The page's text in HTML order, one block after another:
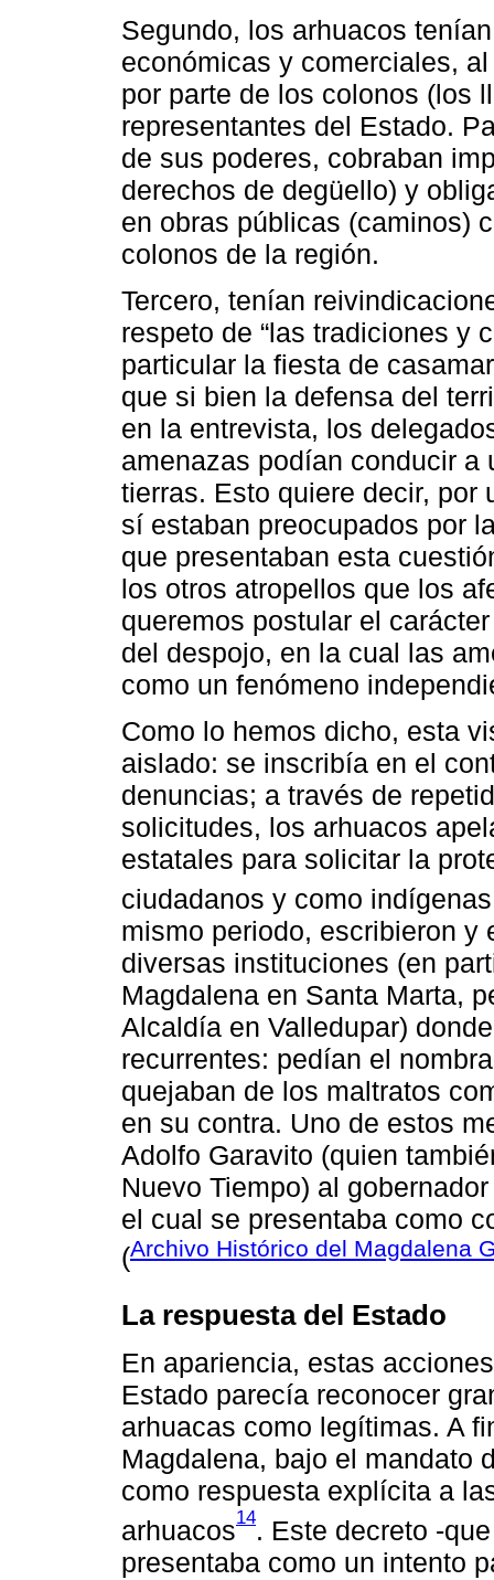
Segundo, los arhuacos
económicas y comerciales,
por parte de los colonos (los
representantes del Estado.
de sus poderes, cobraban
derechos de degüello) y
en obras públicas (caminos)
colonos de la región.
Tercero, tenían
respeto de “las tradiciones y
particular la fiesta de
que si bien la defensa del
en la entrevista, los
amenazas podían conducir
tierras. Esto quiere decir, por
sí estaban preocupados por
que presentaban esta
los otros atropellos que los
queremos postular el
del despojo, en la cual las
como un fenómeno
Como lo hemos dicho, esta
aislado: se inscribía en el
denuncias; a través de
solicitudes, los arhuacos
estatales para solicitar la
ciudadanos y como
mismo periodo, escribieron y
diversas instituciones (en
Magdalena en Santa Marta,
Alcaldía en Valledupar)
recurrentes: pedían el
quejaban de los maltratos
en su contra. Uno de estos
Adolfo Garavito (quien
Nuevo Tiempo) al
el cual se presentaba como
(Archivo Histórico del Magdalena
La respuesta del Estado
En apariencia, estas
Estado parecía reconocer
arhuacas como legítimas. A
Magdalena, bajo el mandato
como respuesta explícita a
arhuacos14. Este decreto -
presentaba como un intento